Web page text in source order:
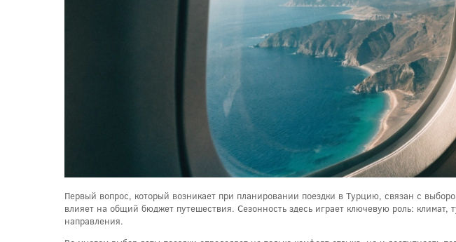
Первый вопрос, который возникает при планировании поездки в Турцию, связан с
влияет на общий бюджет путешествия. Сезонность здесь играет ключевую роль:
направления.